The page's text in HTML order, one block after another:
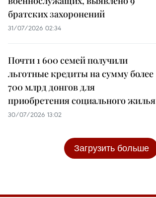
братских захоронений
31/07/2026 02:34
Почти 1 600 семей получили
льготные кредиты на сумму более
700 млрд донгов для
приобретения социального жилья
30/07/2026 13:02
Загрузить больше